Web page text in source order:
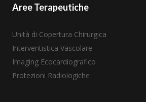
Aree Terapeutiche
Unità di Copertura Chirurgica
Interventistica Vascolare
Imaging Ecocardiografico
Protezioni Radiologiche